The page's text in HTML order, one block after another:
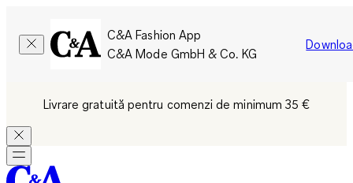
C&A Fashion App
C&A Mode GmbH & Co. KG
Livrare gratuită pentru comenzi de minimum 35 €